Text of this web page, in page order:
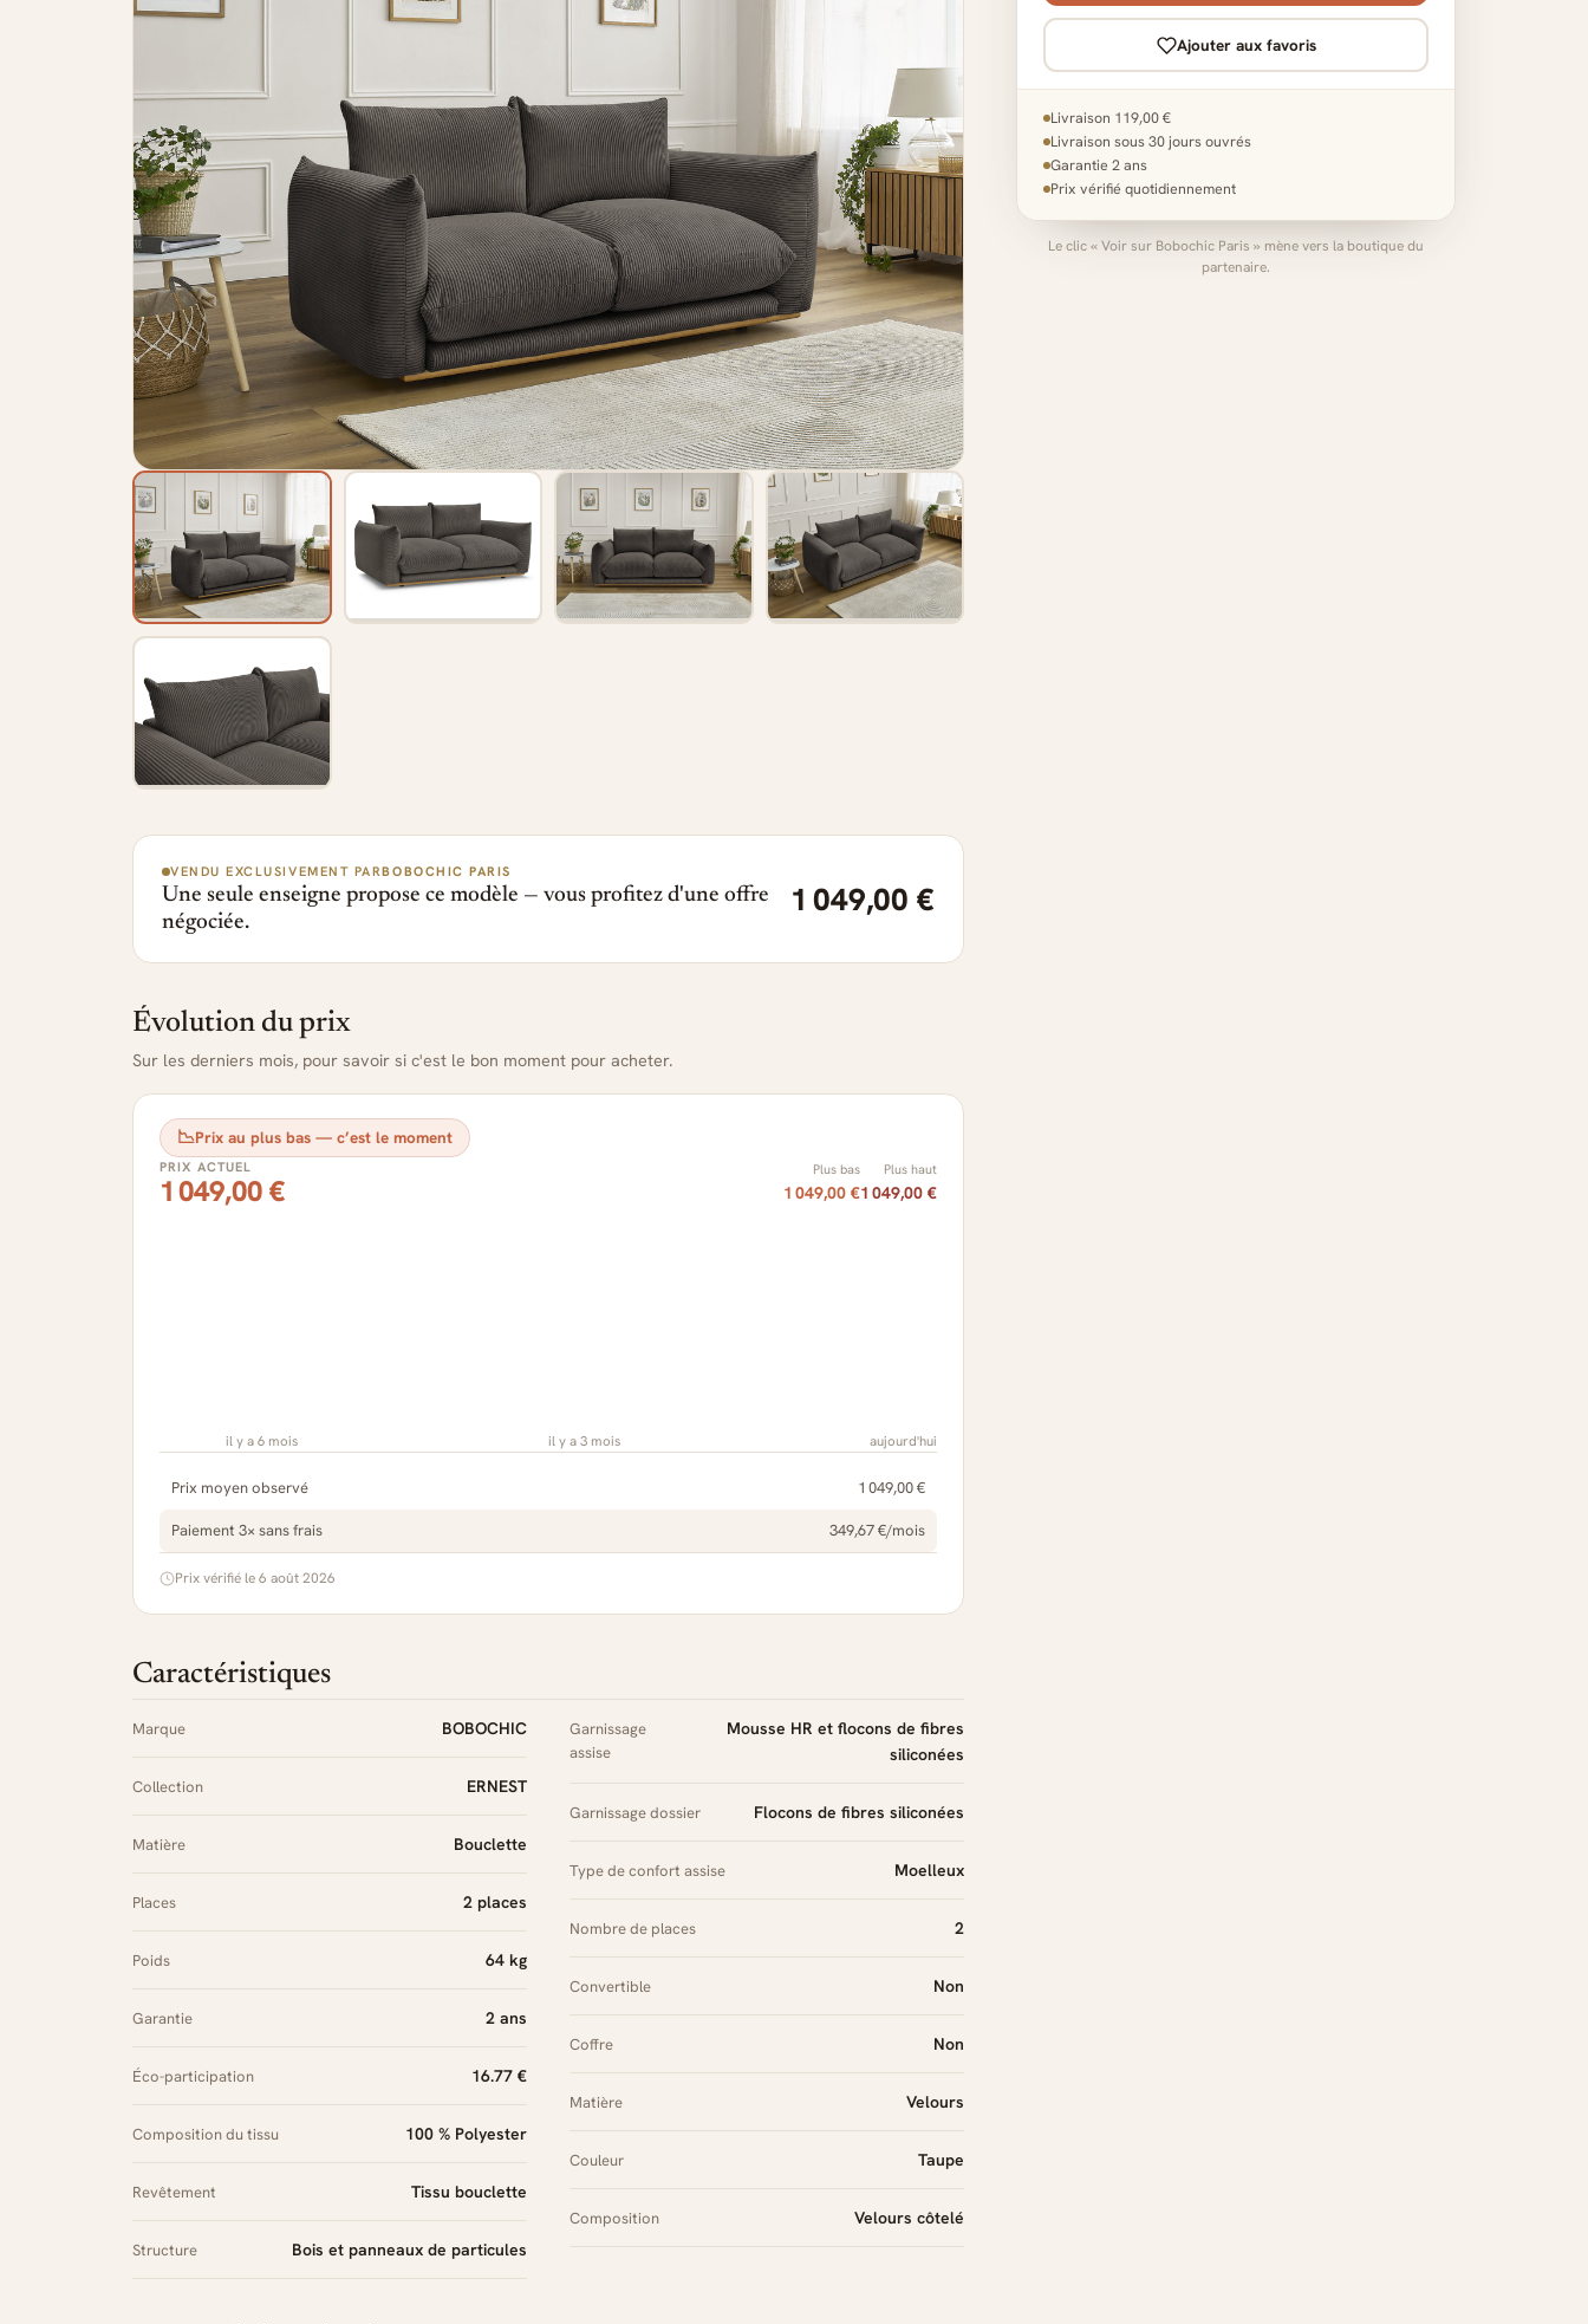
VENDU EXCLUSIVEMENT PARBOBOCHIC PARIS
Une seule enseigne propose ce modèle — vous profitez d'une offre
négociée.
1 049,00 €
Évolution du prix
Sur les derniers mois, pour savoir si c'est le bon moment pour acheter.
📉Prix au plus bas — c’est le moment
PRIX ACTUEL
1 049,00 €
Plus bas
1 049,00 €
Plus haut
1 049,00 €
il y a 6 mois il y a 3 mois aujourd'hui
Prix moyen observé 1 049,00 €
Paiement 3× sans frais 349,67 €/mois
Prix vérifié le 6 août 2026
Caractéristiques
Marque BOBOCHIC
Collection ERNEST
Matière Bouclette
Places 2 places
Poids 64 kg
Garantie 2 ans
Éco-participation 16.77 €
Composition du tissu 100 % Polyester
Revêtement Tissu bouclette
Structure Bois et panneaux de particules
Garnissage
assise
Mousse HR et flocons de fibres
siliconées
Garnissage dossier Flocons de fibres siliconées
Type de confort assise Moelleux
Nombre de places 2
Convertible Non
Coffre Non
Matière Velours
Couleur Taupe
Composition Velours côtelé
Ajouter aux favoris
Livraison 119,00 €
Livraison sous 30 jours ouvrés
Garantie 2 ans
Prix vérifié quotidiennement
Le clic « Voir sur Bobochic Paris » mène vers la boutique du
partenaire.